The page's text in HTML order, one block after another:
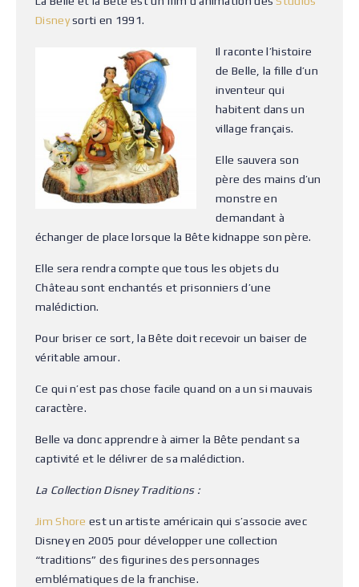
Disneysorti en 1991.
Il raconte l’histoire
de Belle, la fille d’un
inventeur qui
habitent dans un
village français.
Elle sauvera son
père des mains d’un
monstre en
demandant à
échanger de place lorsque la Bête kidnappe son père.
Elle sera rendra compte que tous les objets du
Château sont enchantés et prisonniers d’une
malédiction.
Pour briser ce sort, la Bête doit recevoir un baiser de
véritable amour.
Ce qui n’est pas chose facile quand on a un si mauvais
caractère.
Belle va donc apprendre à aimer la Bête pendant sa
captivité et le délivrer de sa malédiction.
La Collection Disney Traditions :
Jim Shore est un artiste américain qui s’associe avec
Disney en 2005 pour développer une collection
“traditions” des figurines des personnages
emblématiques de la franchise.